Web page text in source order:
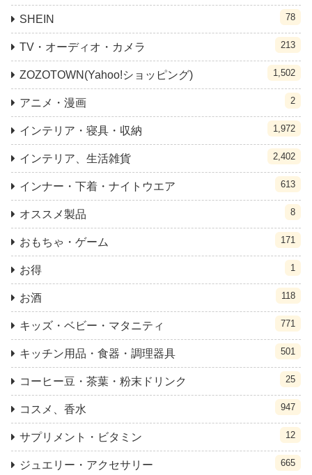
SHEIN 78
TV・オーディオ・カメラ 213
ZOZOTOWN(Yahoo!ショッピング) 1,502
アニメ・漫画 2
インテリア・寝具・収納 1,972
インテリア、生活雑貨 2,402
インナー・下着・ナイトウエア 613
オススメ製品 8
おもちゃ・ゲーム 171
お得 1
お酒 118
キッズ・ベビー・マタニティ 771
キッチン用品・食器・調理器具 501
コーヒー豆・茶葉・粉末ドリンク 25
コスメ、香水 947
サプリメント・ビタミン 12
ジュエリー・アクセサリー 665